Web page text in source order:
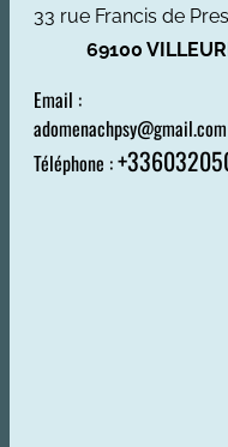
33 rue Francis de
69100
Email :
adomenachpsy@gmail.com
Téléphone :